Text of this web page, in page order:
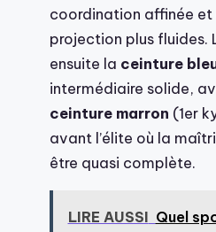
coordination affinée et
projection plus fluides.
ensuite la ceinture
intermédiaire solide,
ceinture marron (1er
avant l’élite où la
être quasi complète.
LIRE AUSSI Quel